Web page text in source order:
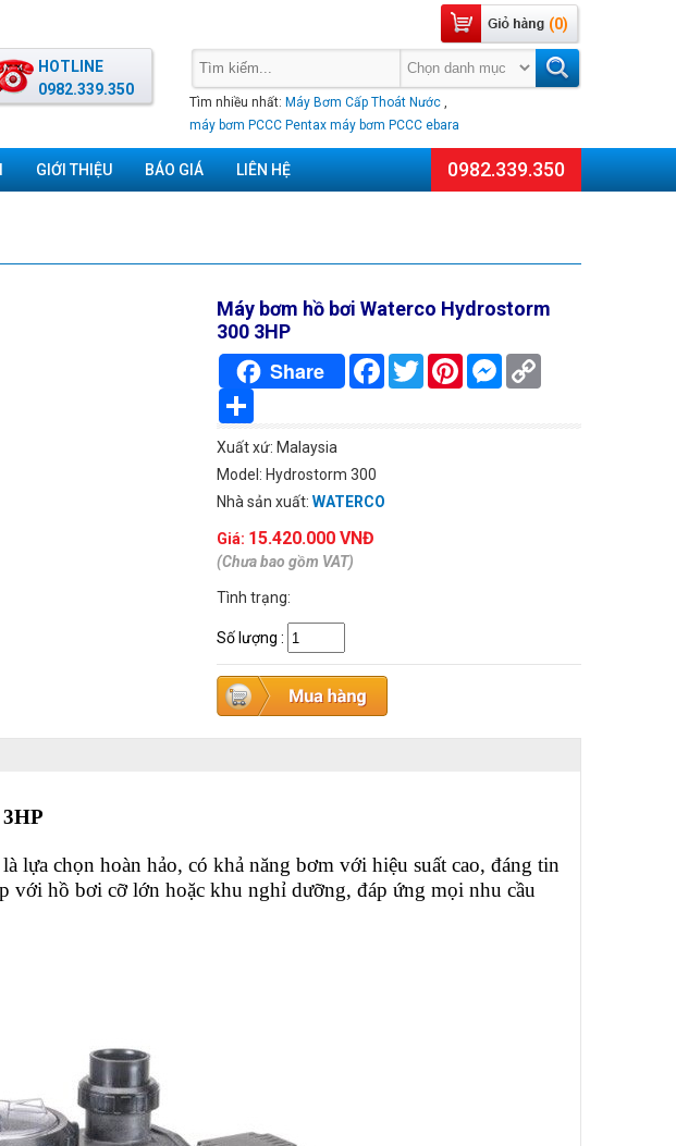
(0)
Tìm nhiều nhất: Máy Bơm Cấp Thoát Nước ,
máy bơm PCCC Pentax máy bơm PCCC ebara
HOTLINE
0982.339.350
GIỚI THIỆU BÁO GIÁ LIÊN HỆ 0982.339.350
Máy bơm hồ bơi Waterco Hydrostorm
300 3HP
Share FacebookTwitterPinterestMessenger
Xuất xứ: Malaysia
Model: Hydrostorm 300
Nhà sản xuất: WATERCO
Giá: 15.420.000 VNĐ
(Chưa bao gồm VAT)
Tình trạng:
Số lượng :
là lựa chọn hoàn hảo, có khả năng bơm với hiệu suất cao, đáng tin
với hồ bơi cỡ lớn hoặc khu nghỉ dưỡng, đáp ứng mọi nhu cầu